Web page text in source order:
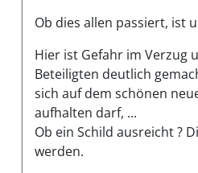
Ob dies allen passiert, ist
Hier ist Gefahr im Verzug
Beteiligten deutlich
sich auf dem schönen
aufhalten darf, ...
Ob ein Schild ausreicht ?
werden.